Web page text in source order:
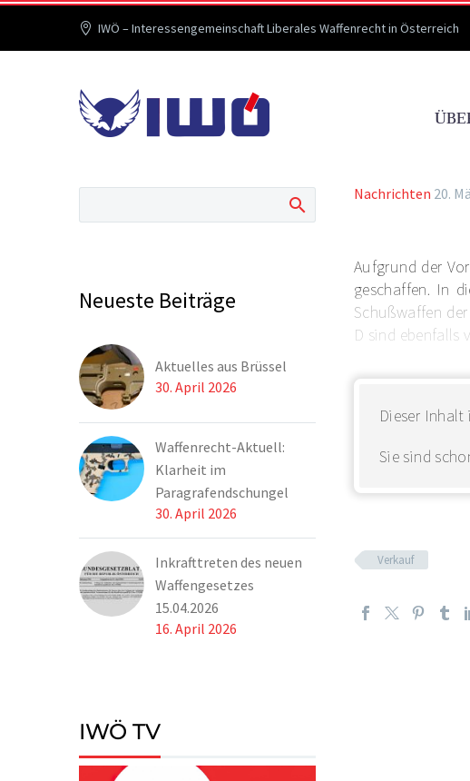
IWÖ – Interessengemeinschaft Liberales Waffenrecht in Österreich
Nachrichten 20.
Aufgrund der
geschaffen. In
Schußwaffen
D sind ebenfalls
Dieser
Sie sind
Verkauf
Neueste Beiträge
Aktuelles aus Brüssel
30. April 2026
Waffenrecht-Aktuell:
Klarheit im
Paragrafendschungel
30. April 2026
Inkrafttreten des neuen
Waffengesetzes
15.04.2026
16. April 2026
IWÖ TV